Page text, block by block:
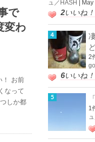
で
変わ
！ お前
なって
しか都
ュ／HASH
2いいね！
2
6いいね！
1